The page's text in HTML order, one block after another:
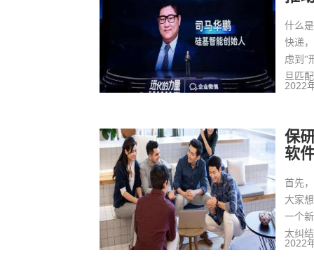
什么
快递
虑到“
旦匹
2022
保
软
首先
大家
一个
太纠
2022